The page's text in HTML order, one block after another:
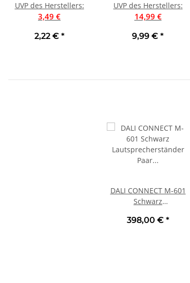
Schwarz | Preis pro
Meter
UVP des Herstellers:
3,49 €
2,22 € *
PTFE/OFC, Preis pro
Meter
UVP des Herstellers:
14,99 €
9,99 € *
DALI CONNECT M-601
Schwarz
Paar | Neu
398,00 € *